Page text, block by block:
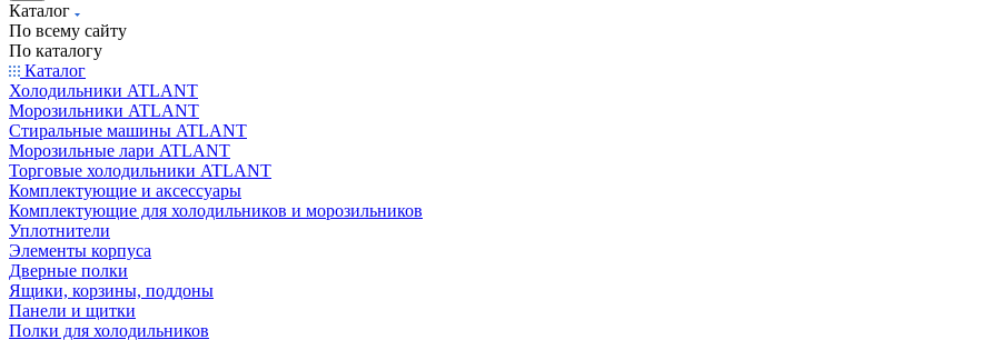
Каталог
По всему сайту
По каталогу
Каталог
Холодильники ATLANT
Морозильники ATLANT
Стиральные машины ATLANT
Морозильные лари ATLANT
Торговые холодильники ATLANT
Комплектующие и аксессуары
Комплектующие для холодильников и морозильников
Уплотнители
Элементы корпуса
Дверные полки
Ящики, корзины, поддоны
Панели и щитки
Полки для холодильников